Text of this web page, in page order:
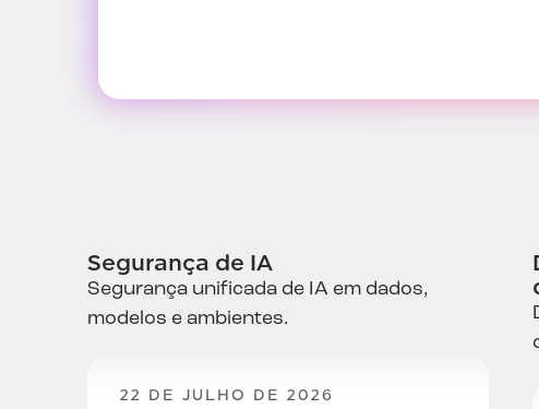
Segurança de IA
Segurança unificada de IA em dados,
modelos e ambientes.
22 DE JULHO DE 2026